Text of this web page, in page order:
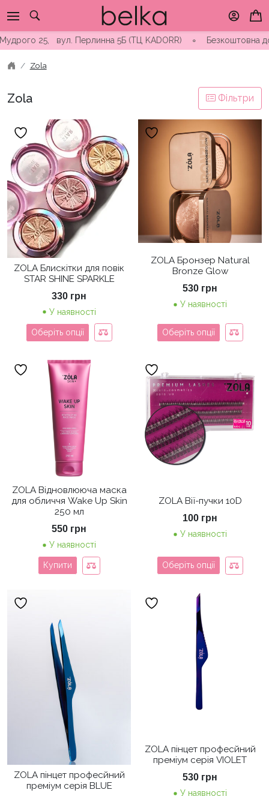
to
contentвул. Перлинна 5Б (ТЦ KADORR) ∘ Безкоштовна доставка
Zola
Zola Фільтри
ZOLA Блискітки для повік
STAR SHINE SPARKLE
330 грн
У наявності
Оберіть опції
ZOLA Бронзер Natural
Bronze Glow
530 грн
У наявності
Оберіть опції
ZOLA Відновлююча маска
для обличчя Wake Up Skin
250 мл
550 грн
У наявності
Купити
ZOLA Вії-пучки 10D
100 грн
У наявності
Оберіть опції
ZOLA пінцет професйний
преміум серія BLUE
ZOLA пінцет професйний
преміум серія VIOLET
530 грн
У наявності